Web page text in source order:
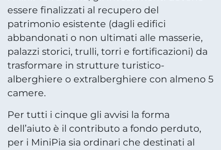
essere finalizzati al recupero del
patrimonio esistente (dagli edifici
abbandonati o non ultimati alle masserie,
palazzi storici, trulli, torri e fortificazioni) da
trasformare in strutture turistico-
alberghiere o extralberghiere con almeno 5
camere.
Per tutti i cinque gli avvisi la forma
dell’aiuto è il contributo a fondo perduto,
per i MiniPia sia ordinari che destinati al